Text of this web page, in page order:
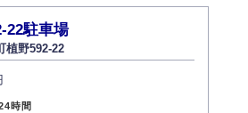
22駐車場
植野592-22
時間